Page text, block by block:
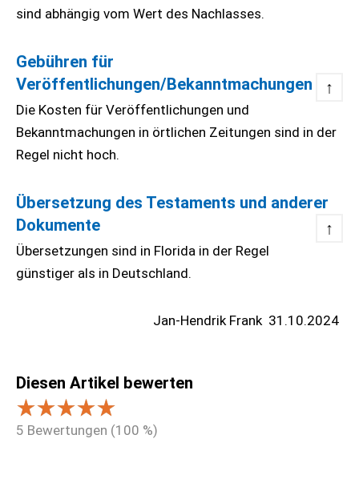
sind abhängig vom Wert des Nachlasses.
Gebühren für
Veröffentlichungen/Bekanntmachungen
↑
Die Kosten für Veröffentlichungen und
Bekanntmachungen in örtlichen Zeitungen sind in der
Regel nicht hoch.
Übersetzung des Testaments und anderer
Dokumente
↑
Übersetzungen sind in Florida in der Regel
günstiger als in Deutschland.
Jan-Hendrik Frank 31.10.2024
Diesen Artikel bewerten
5 Bewertungen (100 %)